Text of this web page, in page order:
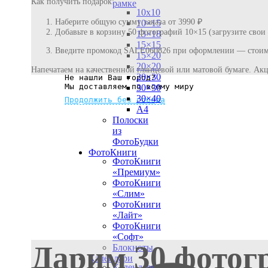
Не нашли Ваш город?
Мы доставляем по всему миру
Продолжить без города
рамке
10х10
10×15
13×18
15×15
15×20
20×20
20×30
30×30
30×40
A4
Полоски
из
ФотоБудки
ФотоКниги
ФотоКниги
«Премиум»
ФотоКниги
«Слим»
ФотоКниги
«Лайт»
ФотоКниги
«Софт»
Блокноты
Календари
Наберите общую сумму заказа от 3990 ₽
Добавьте в корзину 50 фотографий 10×15 (загрузите
Введите промокод SALE060826 при оформлении —
Напечатаем на качественной глянцевой или матовой бумаге.
Дарим 30